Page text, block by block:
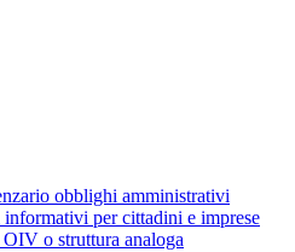
obblighi amministrativi
informativi per cittadini e imprese
o struttura analoga